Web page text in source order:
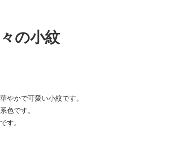
の小紋
やかで可愛い小紋です。
色です。
す。